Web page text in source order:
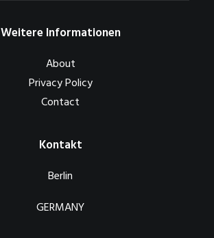
Weitere Informationen
About
Privacy Policy
Contact
Kontakt
Berlin
GERMANY